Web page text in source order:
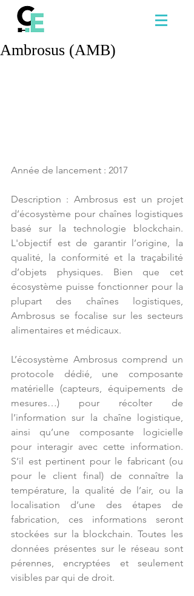
Ambrosus (AMB)
Année de lancement : 2017
Description : Ambrosus est un projet
d’écosystème pour chaînes logistiques
basé sur la technologie blockchain.
L'objectif est de garantir l’origine, la
qualité, la conformité et la traçabilité
d’objets physiques. Bien que cet
écosystème puisse fonctionner pour la
plupart des chaînes logistiques,
Ambrosus se focalise sur les secteurs
alimentaires et médicaux.
L’écosystème Ambrosus comprend un
protocole dédié, une composante
matérielle (capteurs, équipements de
mesures…) pour récolter de
l’information sur la chaîne logistique,
ainsi qu’une composante logicielle
pour interagir avec cette information.
S’il est pertinent pour le fabricant (ou
pour le client final) de connaître la
température, la qualité de l’air, ou la
localisation d’une des étapes de
fabrication, ces informations seront
stockées sur la blockchain. Toutes les
données présentes sur le réseau sont
pérennes, encryptées et seulement
visibles par qui de droit.